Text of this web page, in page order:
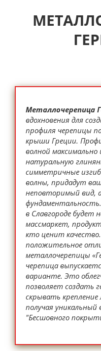
Металлочерепица
вдохновения для
профиля черепицы
крыши Греции.
волной
натуральную
симметричные
волны, придадут
неповторимый вид,
в Славгороде будет
массмаркет,
кто ценит
положительное
металлочерепицы
черепица
варианте. Это
позволяет создать
скрывать
получая
"Бесшовного